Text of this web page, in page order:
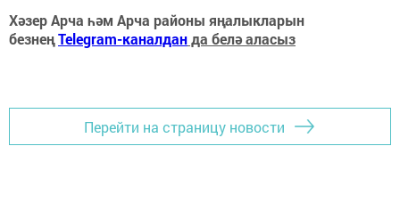
Хәзер Арча һәм Арча районы яңалыкларын
безнеңTelegram-каналданда белә аласыз
Перейти на страницу новости